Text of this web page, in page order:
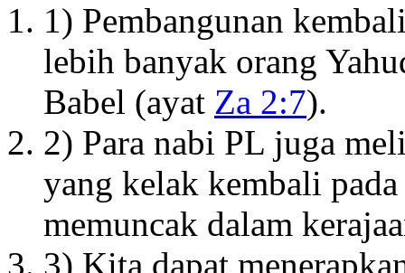
1) Pembangunan
lebih banyak orang
Babel (ayat Za 2:7).
2) Para nabi PL juga
yang kelak kembali
memuncak dalam
3) Kita dapat